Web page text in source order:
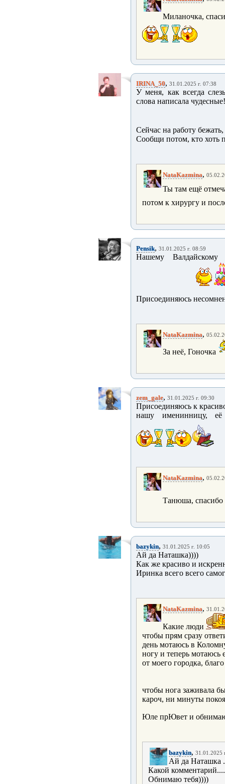
Миланочка,
IRINA_50, 31.01.2025 г. 07:38
У меня, как всегда
слова написала чудесные!
Сейчас на работу
Сообщи потом, кто хоть
NataKazmina,
Ты там ещё
потом к хирургу и
Pensik, 31.01.2025 г. 08:59
Нашему
Присоединяюсь
NataKazmina,
За неё, Гоночка
zem_gale, 31.01.2025 г. 09:30
Присоединяюсь к
нашу именинницу,
NataKazmina,
Танюша,
bazykin, 31.01.2025 г. 10:05
Ай да Наташка))))
Как же красиво и
Иринка всего всего
NataKazmina,
Какие люди
чтобы прям сразу
день мотаюсь в
ногу и теперь мотаюсь
от моего городка,
чтобы нога заживала
кароч, ни минуты
Юле прЮвет и
bazykin, 31.01.2025
Ай да Наташка
Какой
Обнимаю тебя))))